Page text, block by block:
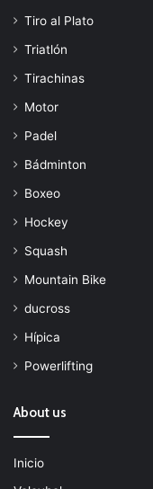
Tiro al Plato
Triatlón
Tirachinas
Motor
Padel
Bádminton
Boxeo
Hockey
Squash
Mountain Bike
ducross
Hípica
Powerlifting
About us
Inicio